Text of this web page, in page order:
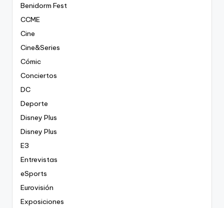
Benidorm Fest
CCME
Cine
Cine&Series
Cómic
Conciertos
DC
Deporte
Disney Plus
Disney Plus
E3
Entrevistas
eSports
Eurovisión
Exposiciones